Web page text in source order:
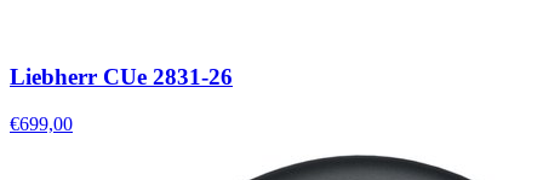
Liebherr CUe 2831-26
€699,00